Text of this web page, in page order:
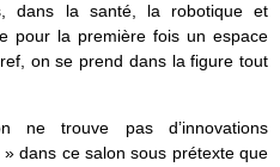
dans la santé, la robotique et
pour la première fois un espace
on se prend dans la figure tout
ne trouve pas d’innovations
dans ce salon sous prétexte que